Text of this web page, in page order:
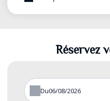
Réservez
Du